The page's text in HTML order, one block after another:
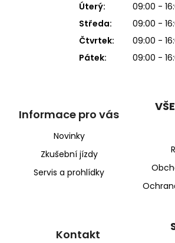
Úterý:
09:00 -
Středa:
09:00 -
Čtvrtek:
09:00 -
Pátek:
09:00 -
Informace pro vás
Novinky
Zkušební jízdy
Servis a prohlídky
Kontakt